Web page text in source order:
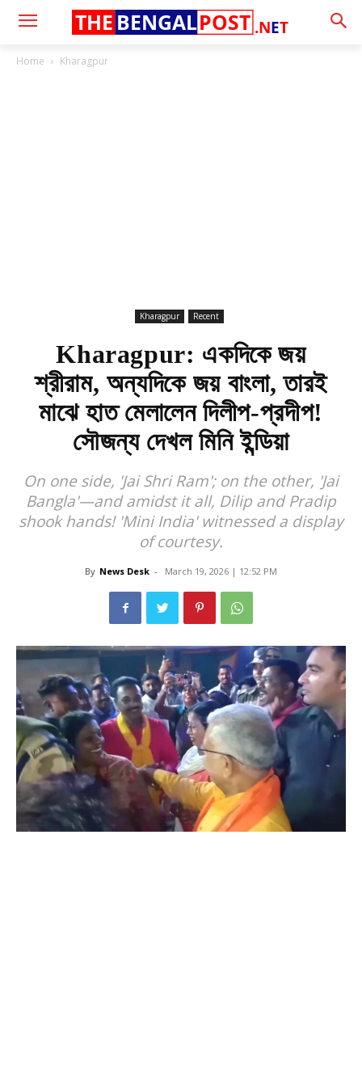
.NET
THE BENGALPOST
Home Kharagpur
Kharagpur Recent
Kharagpur: একদিকে জয়
শ্রীরাম, অন্যদিকে জয় বাংলা, তারই
মাঝে হাত মেলালেন দিলীপ-প্রদীপ!
সৌজন্য দেখল মিনি ইন্ডিয়া
On one side, 'Jai Shri Ram'; on the other, 'Jai
Bangla'—and amidst it all, Dilip and Pradip
shook hands! 'Mini India' witnessed a display
of courtesy.
By News Desk - March 19, 2026 | 12:52 PM